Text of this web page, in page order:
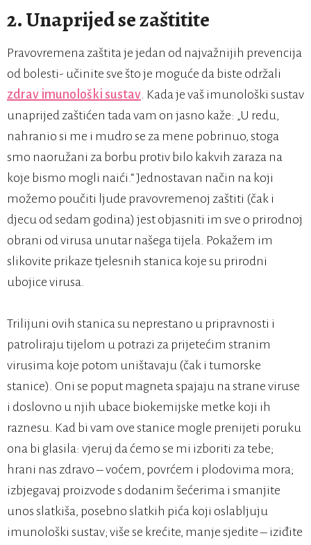
2. Unaprijed se zaštitite
Pravovremena zaštita je jedan od najvažnijih prevencija
od bolesti- učinite sve što je moguće da biste održali
zdrav imunološki sustav. Kada je vaš imunološki sustav
unaprijed zaštićen tada vam on jasno kaže: „U redu,
nahranio si me i mudro se za mene pobrinuo, stoga
smo naoružani za borbu protiv bilo kakvih zaraza na
koje bismo mogli naići.“ Jednostavan način na koji
možemo poučiti ljude pravovremenoj zaštiti (čak i
djecu od sedam godina) jest objasniti im sve o prirodnoj
obrani od virusa unutar našega tijela. Pokažem im
slikovite prikaze tjelesnih stanica koje su prirodni
ubojice virusa.
Trilijuni ovih stanica su neprestano u pripravnosti i
patroliraju tijelom u potrazi za prijetećim stranim
virusima koje potom uništavaju (čak i tumorske
stanice). Oni se poput magneta spajaju na strane viruse
i doslovno u njih ubace biokemijske metke koji ih
raznesu. Kad bi vam ove stanice mogle prenijeti poruku
ona bi glasila: vjeruj da ćemo se mi izboriti za tebe;
hrani nas zdravo – voćem, povrćem i plodovima mora;
izbjegavaj proizvode s dodanim šećerima i smanjite
unos slatkiša, posebno slatkih pića koji oslabljuju
imunološki sustav; više se krećite, manje sjedite – iziđite